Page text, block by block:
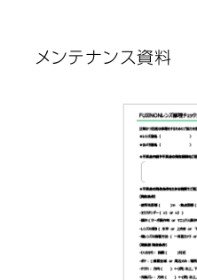
メンテナンス資料